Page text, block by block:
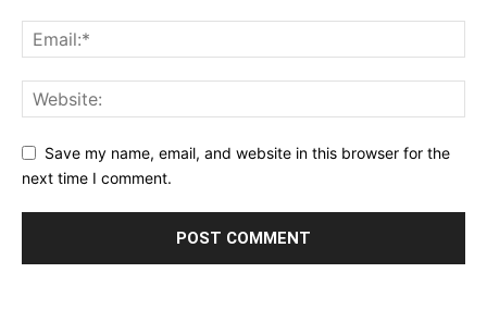
Save my name, email, and website in this browser for the
next time I comment.